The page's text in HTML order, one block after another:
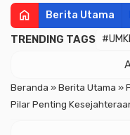
home Berita Utama
TRENDING TAGS
Beranda »Berita Utama »
Pilar Penting